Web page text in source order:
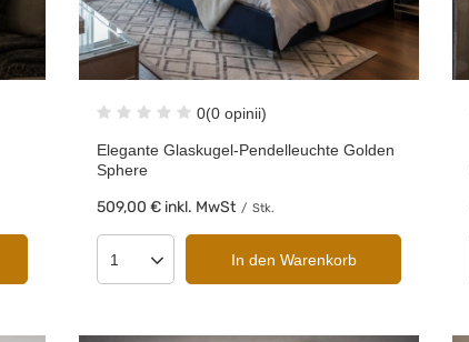
0(0 opinii)
Elegante Glaskugel-Pendelleuchte Golden
Sphere
509,00 € inkl. MwSt / Stk.
In den Warenkorb